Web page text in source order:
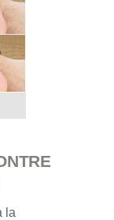
la